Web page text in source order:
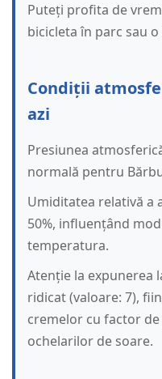
Puteți profita de
bicicleta în parc sau
Condiții
azi
Presiunea
normală pentru
Umiditatea relativă a
50%, influențând
temperatura.
Atenție la expunerea
ridicat (valoare: 7),
cremelor cu factor
ochelarilor de soare.